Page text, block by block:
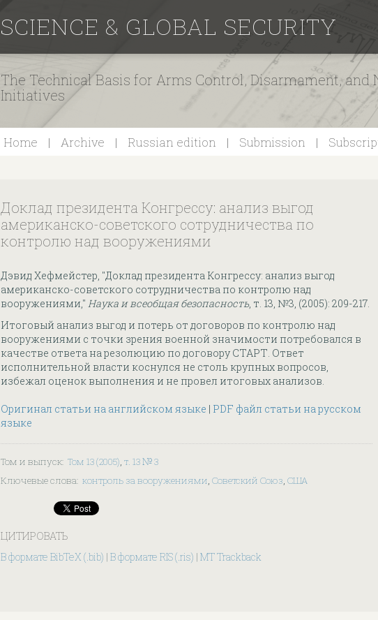
SCIENCE & GLOBAL SECURITY
The Technical Basis for Arms Control, Disarmament,
Initiatives
Home Archive Russian edition Submission
Доклад президента Конгрессу: анализ выгод
американско-советского сотрудничества по
контролю над вооружениями
Дэвид Хефмейстер, "Доклад президента Конгрессу: анализ выгод
американско-советского сотрудничества по контролю над
вооружениями," Наука и всеобщая безопасность, т. 13, №3, (2005): 209-217.
Итоговый анализ выгод и потерь от договоров по контролю над
вооружениями с точки зрения военной значимости потребовался в
качестве ответа на резолюцию по договору СТАРТ. Ответ
исполнительной власти коснулся не столь крупных вопросов,
избежал оценок выполнения и не провел итоговых анализов.
Оригинал статьи на английском языке | PDF файл статьи на русском
языке
Том и выпуск: Том 13 (2005), т. 13 № 3
Ключевые слова: контроль за вооружениями, Советский Союз, США
ЦИТИРОВАТЬ
В формате BibTeX (.bib) | В формате RIS (.ris) | MT Trackback